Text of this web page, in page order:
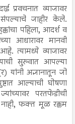
प्रवचनात व्याजावर
जाहीर केले.
पहिला, आदर्श व
आधारावर मानवी
त्यामध्ये व्याजावर
सुरुवात आपल्या
यांनी अज्ञानातून जो
आल्याची घोषणा
परतफेडीची
नाही, फक्त मूळ रक्कम